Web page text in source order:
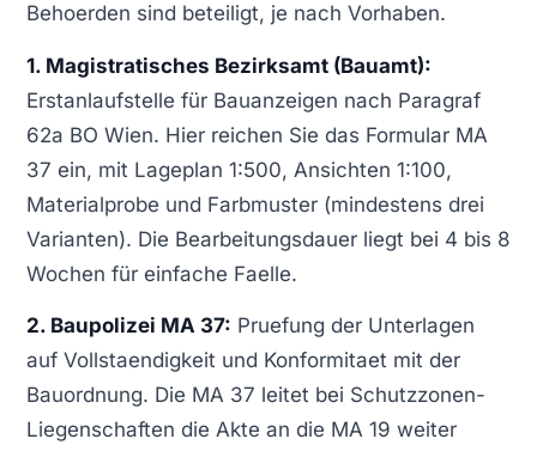
Behoerden sind beteiligt, je nach Vorhaben.
1. Magistratisches Bezirksamt (Bauamt):
Erstanlaufstelle für Bauanzeigen nach Paragraf
62a BO Wien. Hier reichen Sie das Formular MA
37 ein, mit Lageplan 1:500, Ansichten 1:100,
Materialprobe und Farbmuster (mindestens drei
Varianten). Die Bearbeitungsdauer liegt bei 4 bis 8
Wochen für einfache Faelle.
2. Baupolizei MA 37: Pruefung der Unterlagen
auf Vollstaendigkeit und Konformitaet mit der
Bauordnung. Die MA 37 leitet bei Schutzzonen-
Liegenschaften die Akte an die MA 19 weiter